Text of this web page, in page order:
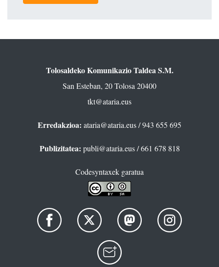
Tolosaldeko Komunikazio Taldea S.M.
San Esteban, 20 Tolosa 20400
tkt@ataria.eus
Erredakzioa: ataria@ataria.eus/ 943 655 695
Publizitatea: publi@ataria.eus/ 661 678 818
Codesyntaxek garatua